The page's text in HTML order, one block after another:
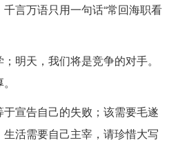
言万语只用一句话“常回海职看
明天，我们将是竞争的对手。
宣告自己的失败；该需要毛遂
活需要自己主宰，请珍惜大写